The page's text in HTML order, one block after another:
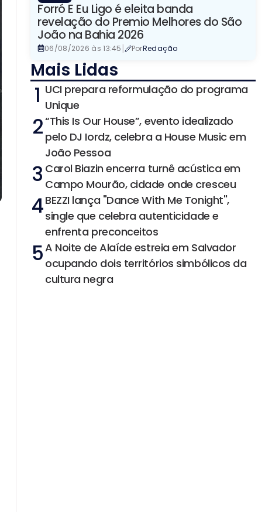
Forró E Eu Ligo é eleita banda
revelação do Premio Melhores do São
João na Bahia 2026
06/08/2026 às 13:45 | PorRedação
Mais Lidas
1 UCI prepara reformulação do programa
Unique
2“This Is Our House”, evento idealizado
pelo DJ Iordz, celebra a House Music em
João Pessoa
3 Carol Biazin encerra turnê acústica em
Campo Mourão, cidade onde cresceu
4BEZZI lança "Dance With Me Tonight",
single que celebra autenticidade e
enfrenta preconceitos
5A Noite de Alaíde estreia em Salvador
ocupando dois territórios simbólicos da
cultura negra